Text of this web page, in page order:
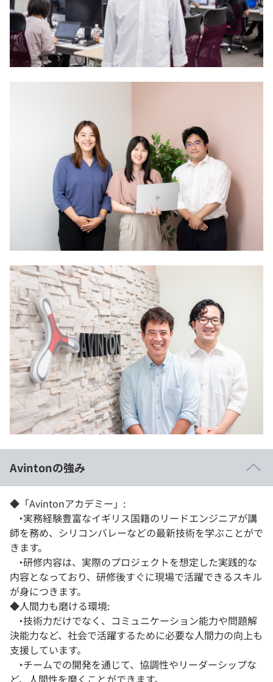
Avintonの強み
◆「Avintonアカデミー」:
‣実務経験豊富なイギリス国籍のリードエンジニアが講
師を務め、シリコンバレーなどの最新技術を学ぶことがで
きます。
‣研修内容は、実際のプロジェクトを想定した実践的な
内容となっており、研修後すぐに現場で活躍できるスキル
が身につきます。
◆人間力も磨ける環境:
‣技術力だけでなく、コミュニケーション能力や問題解
決能力など、社会で活躍するために必要な人間力の向上も
支援しています。
‣チームでの開発を通じて、協調性やリーダーシップな